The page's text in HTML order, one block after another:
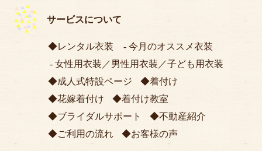
サービスについて
レンタル衣装
今月のオススメ衣装
女性用衣装 ／男性用衣装 ／子ども用衣装
成人式特設ページ
着付け
花嫁着付け
着付け教室
ブライダルサポート
不動産紹介
ご利用の流れ
お客様の声